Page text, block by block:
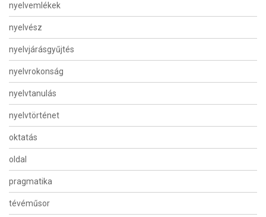
nyelvemlékek
nyelvész
nyelvjárásgyűjtés
nyelvrokonság
nyelvtanulás
nyelvtörténet
oktatás
oldal
pragmatika
tévéműsor